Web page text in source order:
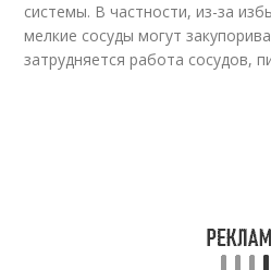
системы. В частности, из-за
мелкие сосуды могут
затрудняется работа сосудов,